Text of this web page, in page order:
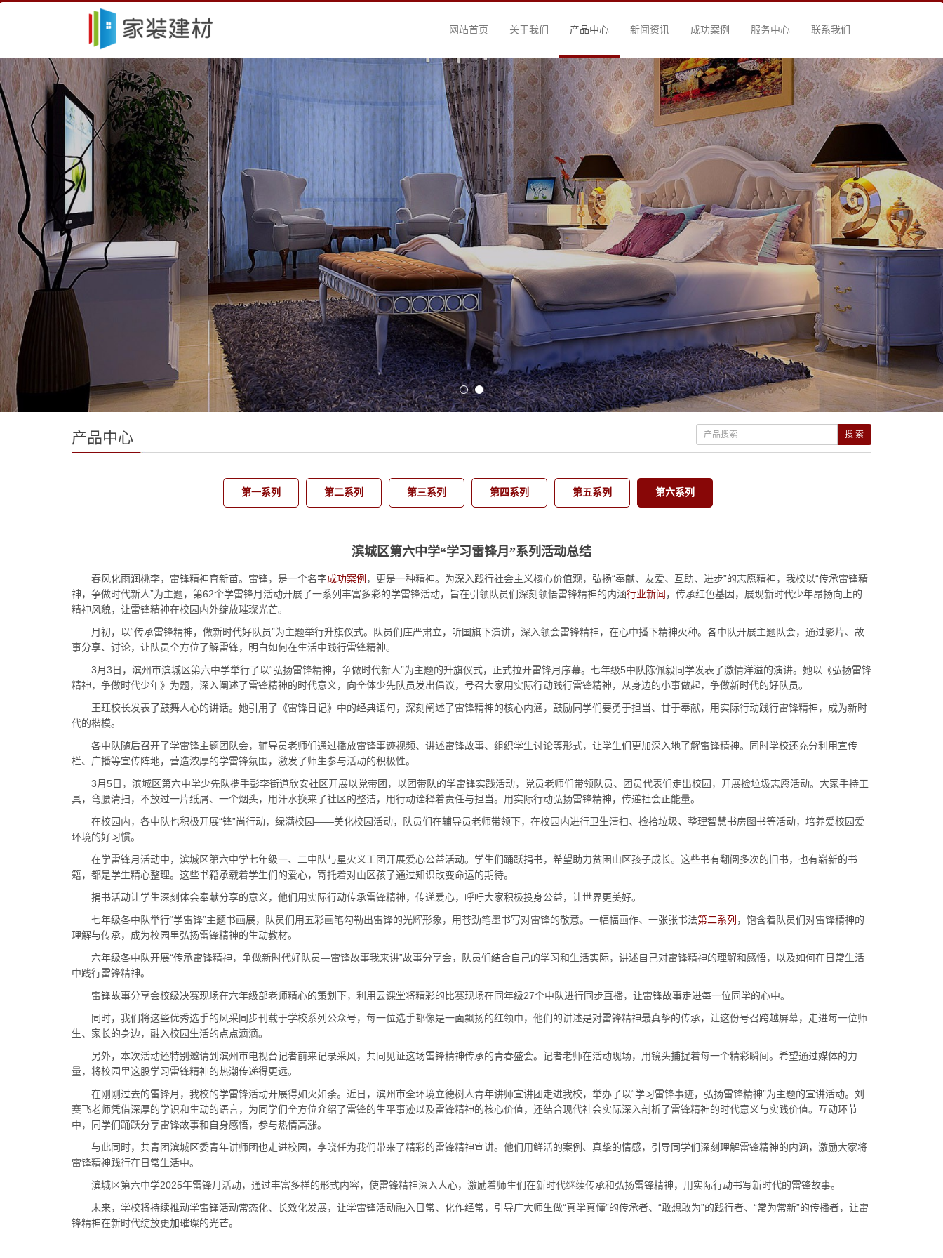
网站首页 关于我们 产品中心 新闻资讯 成功案例 服务中心 联系我们
产品中心 搜 索
第一系列 第二系列 第三系列 第四系列 第五系列 第六系列
滨城区第六中学“学习雷锋月”系列活动总结
春风化雨润桃李，雷锋精神育新苗。雷锋，是一个名字成功案例 ，更是一种精神。为深入践行社会主义核心价值观，弘扬“奉献、友爱、互助、进步”的志愿精神，我校以“传承雷锋精
神，争做时代新人”为主题，第62个学雷锋月活动开展了一系列丰富多彩的学雷锋活动，旨在引领队员们深刻领悟雷锋精神的内涵行业新闻 ，传承红色基因，展现新时代少年昂扬向上的
精神风貌，让雷锋精神在校园内外绽放璀璨光芒。
月初，以“传承雷锋精神，做新时代好队员”为主题举行升旗仪式。队员们庄严肃立，听国旗下演讲，深入领会雷锋精神，在心中播下精神火种。各中队开展主题队会，通过影片、故
事分享、讨论，让队员全方位了解雷锋，明白如何在生活中践行雷锋精神。
3月3日，滨州市滨城区第六中学举行了以“弘扬雷锋精神，争做时代新人”为主题的升旗仪式，正式拉开雷锋月序幕。七年级5中队陈佩毅同学发表了激情洋溢的演讲。她以《弘扬雷锋
精神，争做时代少年》为题，深入阐述了雷锋精神的时代意义，向全体少先队员发出倡议，号召大家用实际行动践行雷锋精神，从身边的小事做起，争做新时代的好队员。
王珏校长发表了鼓舞人心的讲话。她引用了《雷锋日记》中的经典语句，深刻阐述了雷锋精神的核心内涵，鼓励同学们要勇于担当、甘于奉献，用实际行动践行雷锋精神，成为新时
代的楷模。
各中队随后召开了学雷锋主题团队会，辅导员老师们通过播放雷锋事迹视频、讲述雷锋故事、组织学生讨论等形式，让学生们更加深入地了解雷锋精神。同时学校还充分利用宣传
栏、广播等宣传阵地，营造浓厚的学雷锋氛围，激发了师生参与活动的积极性。
3月5日，滨城区第六中学少先队携手彭李街道欣安社区开展以党带团，以团带队的学雷锋实践活动，党员老师们带领队员、团员代表们走出校园，开展捡垃圾志愿活动。大家手持工
具，弯腰清扫，不放过一片纸屑、一个烟头，用汗水换来了社区的整洁，用行动诠释着责任与担当。用实际行动弘扬雷锋精神，传递社会正能量。
在校园内，各中队也积极开展“锋”尚行动，绿满校园——美化校园活动，队员们在辅导员老师带领下，在校园内进行卫生清扫、捡拾垃圾、整理智慧书房图书等活动，培养爱校园爱
环境的好习惯。
在学雷锋月活动中，滨城区第六中学七年级一、二中队与星火义工团开展爱心公益活动。学生们踊跃捐书，希望助力贫困山区孩子成长。这些书有翻阅多次的旧书，也有崭新的书
籍，都是学生精心整理。这些书籍承载着学生们的爱心，寄托着对山区孩子通过知识改变命运的期待。
捐书活动让学生深刻体会奉献分享的意义，他们用实际行动传承雷锋精神，传递爱心，呼吁大家积极投身公益，让世界更美好。
七年级各中队举行“学雷锋”主题书画展，队员们用五彩画笔勾勒出雷锋的光辉形象，用苍劲笔墨书写对雷锋的敬意。一幅幅画作、一张张书法第二系列 ，饱含着队员们对雷锋精神的
理解与传承，成为校园里弘扬雷锋精神的生动教材。
六年级各中队开展“传承雷锋精神，争做新时代好队员—雷锋故事我来讲”故事分享会，队员们结合自己的学习和生活实际，讲述自己对雷锋精神的理解和感悟，以及如何在日常生活
中践行雷锋精神。
雷锋故事分享会校级决赛现场在六年级部老师精心的策划下，利用云课堂将精彩的比赛现场在同年级27个中队进行同步直播，让雷锋故事走进每一位同学的心中。
同时，我们将这些优秀选手的风采同步刊载于学校系列公众号，每一位选手都像是一面飘扬的红领巾，他们的讲述是对雷锋精神最真挚的传承，让这份号召跨越屏幕，走进每一位师
生、家长的身边，融入校园生活的点点滴滴。
另外，本次活动还特别邀请到滨州市电视台记者前来记录采风，共同见证这场雷锋精神传承的青春盛会。记者老师在活动现场，用镜头捕捉着每一个精彩瞬间。希望通过媒体的力
量，将校园里这股学习雷锋精神的热潮传递得更远。
在刚刚过去的雷锋月，我校的学雷锋活动开展得如火如荼。近日，滨州市全环境立德树人青年讲师宣讲团走进我校，举办了以“学习雷锋事迹，弘扬雷锋精神”为主题的宣讲活动。刘
赛飞老师凭借深厚的学识和生动的语言，为同学们全方位介绍了雷锋的生平事迹以及雷锋精神的核心价值，还结合现代社会实际深入剖析了雷锋精神的时代意义与实践价值。互动环节
中，同学们踊跃分享雷锋故事和自身感悟，参与热情高涨。
与此同时，共青团滨城区委青年讲师团也走进校园，李晓任为我们带来了精彩的雷锋精神宣讲。他们用鲜活的案例、真挚的情感，引导同学们深刻理解雷锋精神的内涵，激励大家将
雷锋精神践行在日常生活中。
滨城区第六中学2025年雷锋月活动，通过丰富多样的形式内容，使雷锋精神深入人心，激励着师生们在新时代继续传承和弘扬雷锋精神，用实际行动书写新时代的雷锋故事。
未来，学校将持续推动学雷锋活动常态化、长效化发展，让学雷锋活动融入日常、化作经常，引导广大师生做“真学真懂”的传承者、“敢想敢为”的践行者、“常为常新”的传播者，让雷
锋精神在新时代绽放更加璀璨的光芒。